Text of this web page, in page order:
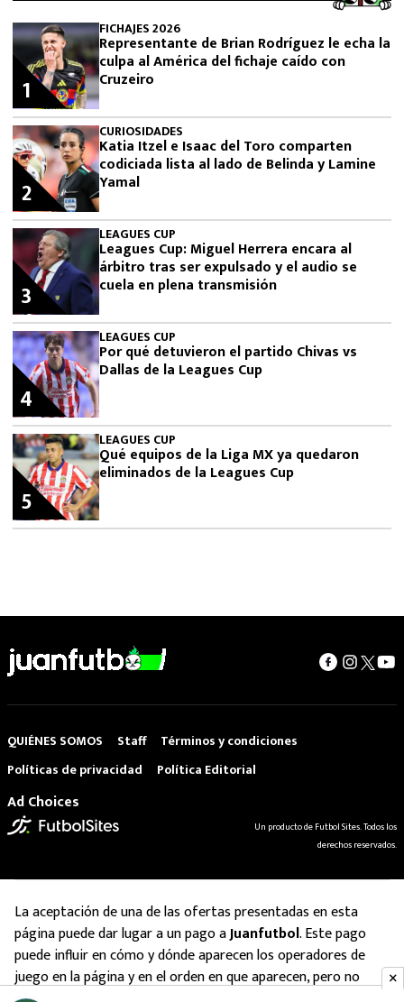
FICHAJES 2026
Representante de Brian Rodríguez le echa la
culpa al América del fichaje caído con
Cruzeiro
1
CURIOSIDADES
Katia Itzel e Isaac del Toro comparten
codiciada lista al lado de Belinda y Lamine
Yamal
2
LEAGUES CUP
Leagues Cup: Miguel Herrera encara al
árbitro tras ser expulsado y el audio se
cuela en plena transmisión
3
LEAGUES CUP
Por qué detuvieron el partido Chivas vs
Dallas de la Leagues Cup
4
LEAGUES CUP
Qué equipos de la Liga MX ya quedaron
eliminados de la Leagues Cup
5
QUIÉNES SOMOS Staff
Términos y condiciones
Políticas de privacidad
Política Editorial
Ad Choices
Un producto de Futbol Sites. Todos los
derechos reservados.
La aceptación de una de las ofertas presentadas en esta
página puede dar lugar a un pago aJuanfutbol. Este pago
puede influir en cómo y dónde aparecen los operadores de
juego en la página y en el orden en que aparecen, pero no